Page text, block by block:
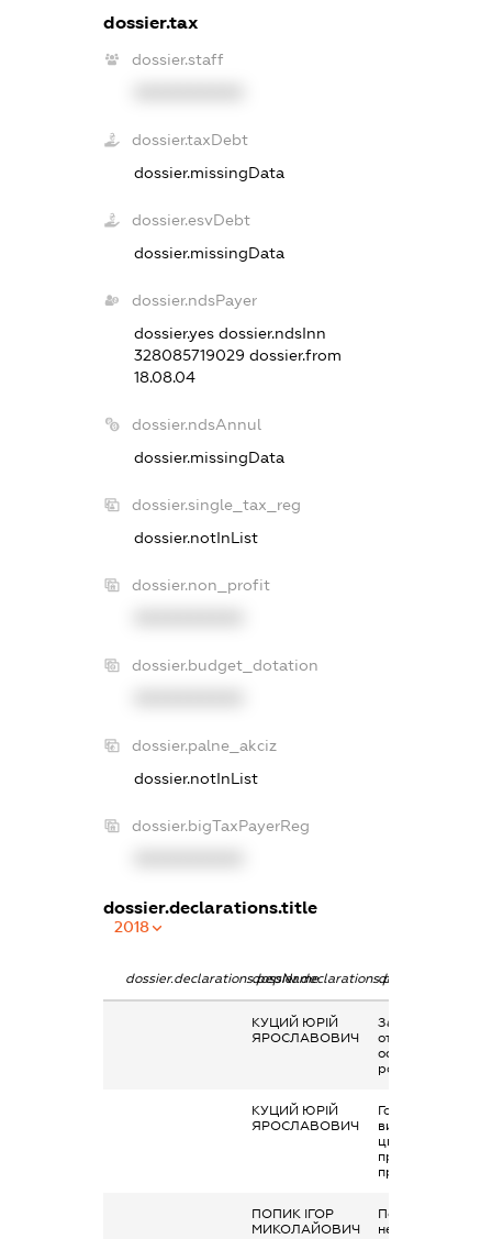
dossier.tax
dossier.staff
dossier.taxDebt
dossier.missingData
dossier.esvDebt
dossier.missingData
dossier.ndsPayer
dossier.yes dossier.ndsInn
328085719029 dossier.from
18.08.04
dossier.ndsAnnul
dossier.missingData
dossier.single_tax_reg
dossier.notInList
dossier.non_profit
dossier.budget_dotation
dossier.palne_akciz
dossier.notInList
dossier.bigTaxPayerReg
dossier.declarations.title
2018
dossier.declarations.pepNamedossier.declarations.personName
КУЦИЙ ЮРІЙ
ЯРОСЛАВОВИЧ
Заробітна плата
отримана за
основним місцем
роботи
КУЦИЙ ЮРІЙ
ЯРОСЛАВОВИЧ
Гонорари та інші
виплати згідно з
цивільно-
правовим
правочинами
ПОПИК ІГОР
МИКОЛАЙОВИЧ
Подарунок у
негрошовій